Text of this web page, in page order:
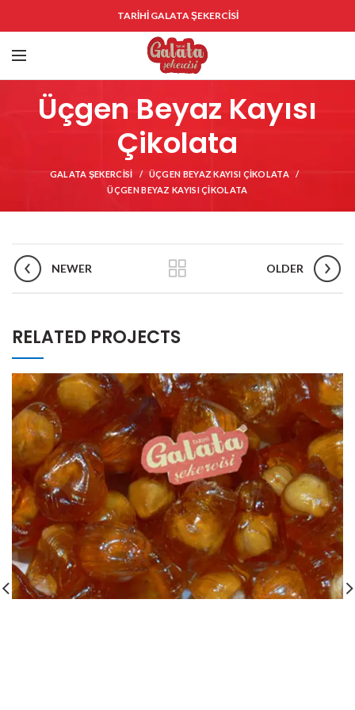
TARİHİ GALATA ŞEKERCİSİ
Üçgen Beyaz Kayısı
Çikolata
GALATA ŞEKERCISI
ÜÇGEN BEYAZ KAYISI ÇIKOLATA
ÜÇGEN BEYAZ KAYISI ÇIKOLATA
NEWER OLDER
RELATED PROJECTS